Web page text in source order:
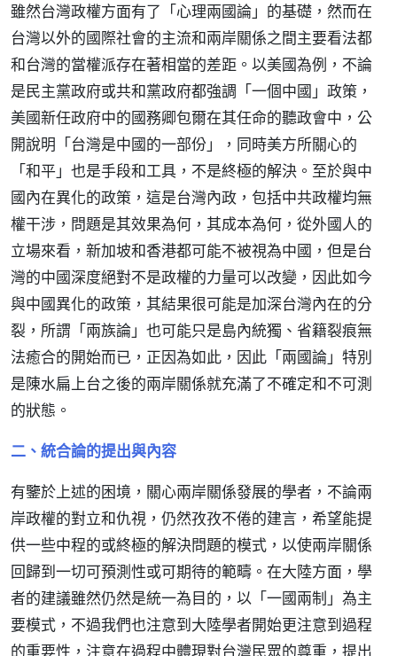
雖然台灣政權方面有了「心理兩國論」的基礎，然而在
台灣以外的國際社會的主流和兩岸關係之間主要看法都
和台灣的當權派存在著相當的差距。以美國為例，不論
是民主黨政府或共和黨政府都強調「一個中國」政策，
美國新任政府中的國務卿包爾在其任命的聽政會中，公
開說明「台灣是中國的一部份」，同時美方所關心的
「和平」也是手段和工具，不是終極的解決。至於與中
國內在異化的政策，這是台灣內政，包括中共政權均無
權干涉，問題是其效果為何，其成本為何，從外國人的
立場來看，新加坡和香港都可能不被視為中國，但是台
灣的中國深度絕對不是政權的力量可以改變，因此如今
與中國異化的政策，其結果很可能是加深台灣內在的分
裂，所謂「兩族論」也可能只是島內統獨、省籍裂痕無
法癒合的開始而已，正因為如此，因此「兩國論」特別
是陳水扁上台之後的兩岸關係就充滿了不確定和不可測
的狀態。
二、統合論的提出與內容
有鑒於上述的困境，關心兩岸關係發展的學者，不論兩
岸政權的對立和仇視，仍然孜孜不倦的建言，希望能提
供一些中程的或終極的解決問題的模式，以使兩岸關係
回歸到一切可預測性或可期待的範疇。在大陸方面，學
者的建議雖然仍然是統一為目的，以「一國兩制」為主
要模式，不過我們也注意到大陸學者開始更注意到過程
的重要性，注意在過程中體現對台灣民眾的尊重，提出